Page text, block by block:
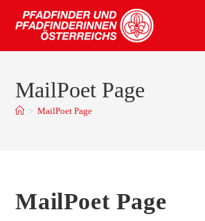
MailPoet Page
> MailPoet Page
MailPoet Page